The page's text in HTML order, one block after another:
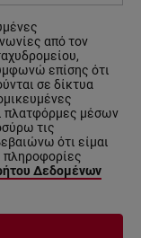
από τον
επίσης ότι
σε δίκτυα
πλατφόρμες μέσων
τις
ότι είμαι
πληροφορίες
Δεδομένων